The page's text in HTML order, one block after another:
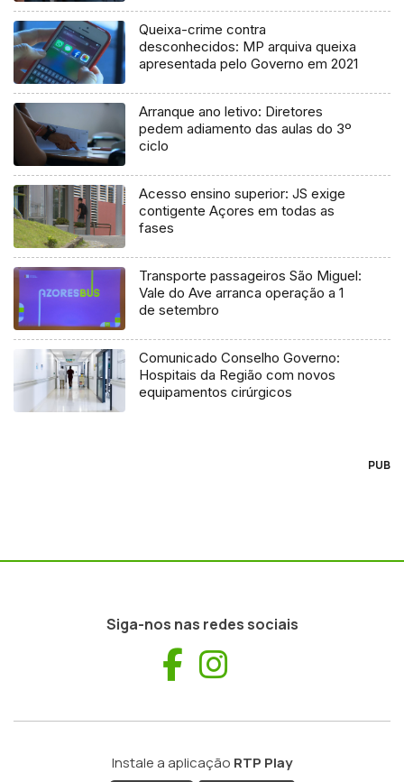
Queixa-crime contra
desconhecidos: MP arquiva queixa
apresentada pelo Governo em 2021
Arranque ano letivo: Diretores
pedem adiamento das aulas do 3º
ciclo
Acesso ensino superior: JS exige
contigente Açores em todas as
fases
Transporte passageiros São Miguel:
Vale do Ave arranca operação a 1
de setembro
Comunicado Conselho Governo:
Hospitais da Região com novos
equipamentos cirúrgicos
PUB
Siga-nos nas redes sociais
Facebook
Instale a aplicação RTP Play